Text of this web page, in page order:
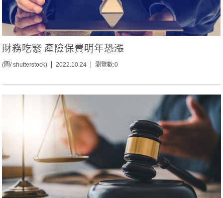
財務吃緊 產險保費明年恐漲
(圖/ shutterstock) 2022.10.24 瀏覽數:0